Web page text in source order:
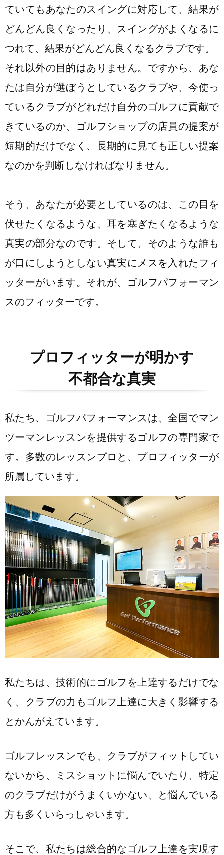
ていてもあなたのスイングに対応して、結果が
どんどん良くなったり、スイングがよくなるに
つれて、結果がどんどん良くなるクラブです。
それ以外の目的はありません。ですから、あな
たは自分が選ぼうとしているクラブや、今使っ
ているクラブがどれだけ自分のゴルフに貢献で
きているのか、ゴルフショップの店員の提案が
短期的だけでなく、長期的に見ても正しい提案
なのかを判断しなければなりません。
そう、あなたが必要としているのは、この目を
伏せたくなるような、耳を塞ぎたくなるような
真実の部分なのです。そして、そのような誰も
が口にしようとしない真実にメスを入れたフィ
ッターがいます。それが、ゴルフパフォーマン
スのフィッターです。
プロフィッターが明かす
不都合な真実
私たち、ゴルフパフォーマンスは、全国でマン
ツーマンレッスンを提供するゴルフの専門家で
す。多数のレッスンプロと、プロフィッターが
所属しています。
私たちは、技術的にゴルフを上達するだけでな
く、クラブの力もゴルフ上達に大きく影響する
とかんがえています。
ゴルフレッスンでも、クラブがフィットしてい
ないから、ミスショットに悩んでいたり、特定
のクラブだけがうまくいかない、と悩んでいる
方も多くいらっしゃいます。
そこで、私たちは総合的なゴルフ上達を実現す